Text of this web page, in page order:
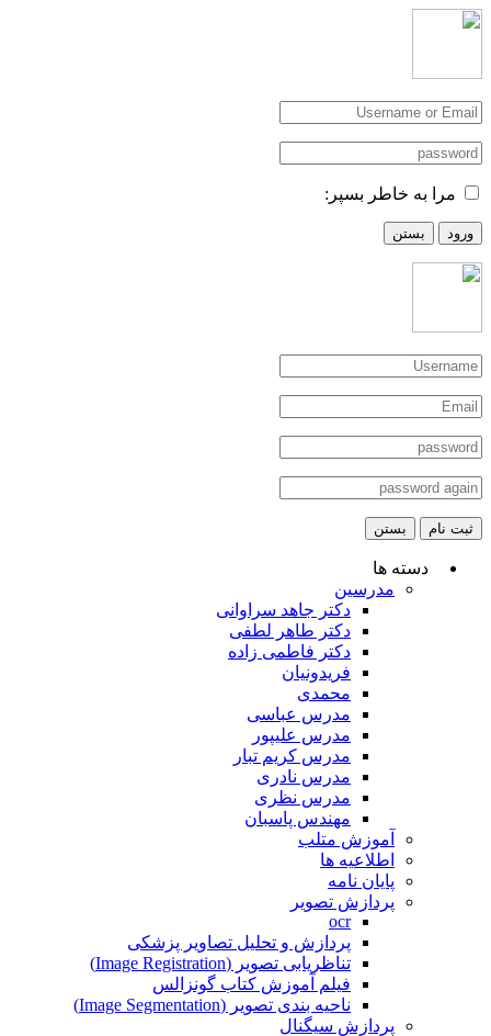
مرا به خاطر بسپر:
ورود بستن
ثبت نام بستن
دسته ها
مدرسین
دکتر جاهد سراوانی
دکتر طاهر لطفی
دکتر فاطمی زاده
فریدونیان
محمدی
مدرس عباسی
مدرس علیپور
مدرس کریم تبار
مدرس نادری
مدرس نظری
مهندس پاسبان
آموزش متلب
اطلاعیه ها
پایان نامه
پردازش تصویر
ocr
پردازش و تحلیل تصاویر پزشکی
تناظریابی تصویر (Image Registration)
فیلم آموزش کتاب گونزالس
ناحیه بندی تصویر (Image Segmentation)
پردازش سیگنال